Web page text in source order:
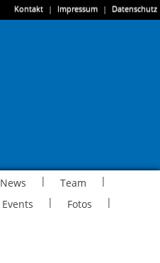
Kontakt | Impressum | Datenschutz
News | Team
|
Events | Fotos
|